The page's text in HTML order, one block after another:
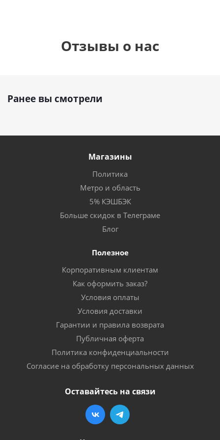
Отзывы о нас
Ранее вы смотрели
Магазины
Политика
Метро и область
5% КЭШБЭК
Больше скидок в Телеграме
Блог
Полезное
Корпоративным клиентам
Как оформить заказ?
Условия оплаты
Условия доставки
Гарантии и правила возврата
Публичная оферта
Политика конфиденциальности
Согласие на обработку персональных данных
Оставайтесь на связи